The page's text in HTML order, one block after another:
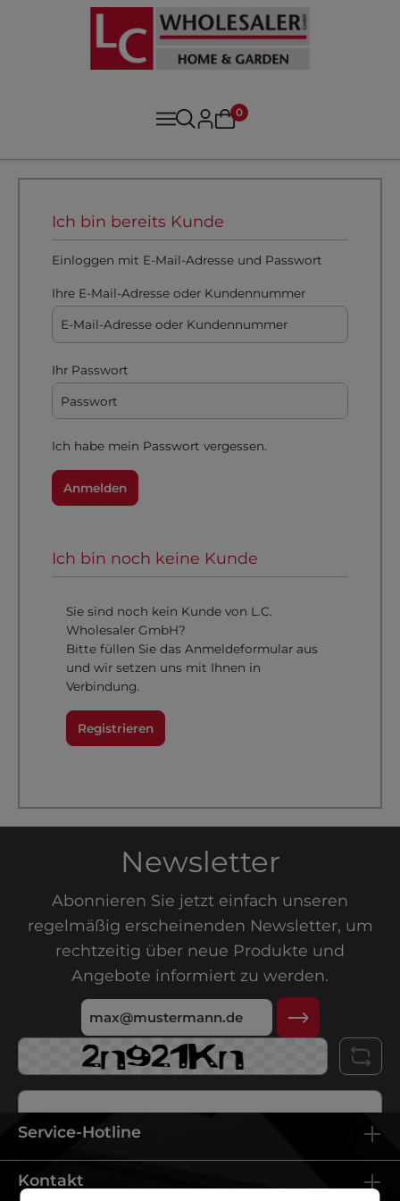
0
Ich bin bereits Kunde
Einloggen mit E-Mail-Adresse und Passwort
Ihre E-Mail-Adresse oder Kundennummer
Ihr Passwort
Ich habe mein Passwort vergessen.
Anmelden
Ich bin noch keine Kunde
Sie sind noch kein Kunde von L.C.
Wholesaler GmbH?
Bitte füllen Sie das Anmeldeformular aus
und wir setzen uns mit Ihnen in
Verbindung.
Registrieren
Newsletter
Abonnieren Sie jetzt einfach unseren
regelmäßig erscheinenden Newsletter, um
rechtzeitig über neue Produkte und
Angebote informiert zu werden.
Ich habe die
zur Kenntnis
genommen und dieAGBgelesen und bin mit ihnen
Service-Hotline
Kontakt